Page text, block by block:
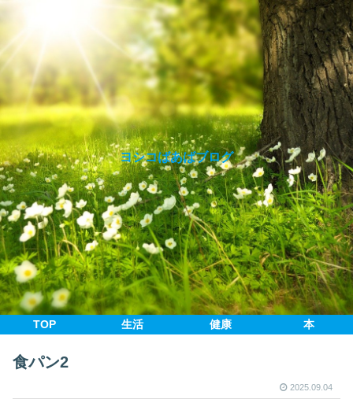
ヨシコばあばブログ
TOP 生活 健康 本
食パン2
2025.09.04